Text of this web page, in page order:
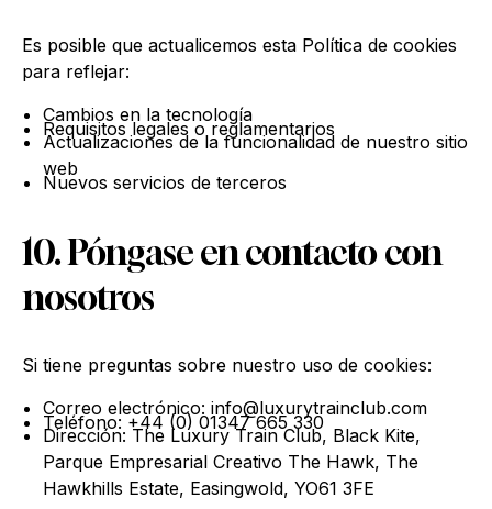
Es posible que actualicemos esta Política de cookies
para reflejar:
Cambios en la tecnología
Requisitos legales o reglamentarios
Actualizaciones de la funcionalidad de nuestro sitio
web
Nuevos servicios de terceros
10. Póngase en contacto con
nosotros
Si tiene preguntas sobre nuestro uso de cookies:
Correo electrónico: info@luxurytrainclub.com
Teléfono: +44 (0) 01347 665 330
Dirección: The Luxury Train Club, Black Kite,
Parque Empresarial Creativo The Hawk, The
Hawkhills Estate, Easingwold, YO61 3FE